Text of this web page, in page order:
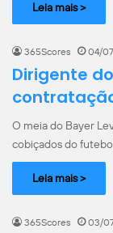
Leia mais >
365Scores 04/
Dirigente
O meia do Bayer
cobiçados do
Leia mais >
365Scores 03/